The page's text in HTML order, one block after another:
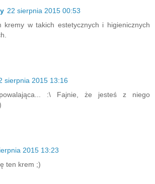
22 sierpnia 2015 00:53
kremy w takich estetycznych i higienicznych
sierpnia 2015 13:16
:\ Fajnie, że jesteś z niego
2015 13:23
ten krem ;)